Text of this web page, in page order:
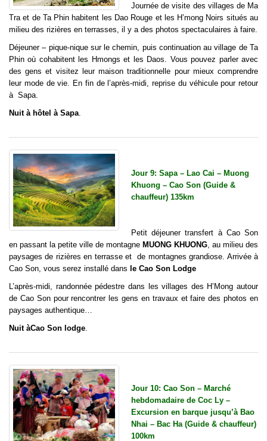
Journée de visite des villages de Ma
Tra et de Ta Phin habitent les Dao Rouge et les H’mong Noirs situés au
milieu des rizières en terrasses, il y a des photos spectaculaires à faire.
Déjeuner – pique-nique sur le chemin, puis continuation au village de Ta
Phin où cohabitent les Hmongs et les Daos. Vous pouvez parler avec
des gens et visitez leur maison traditionnelle pour mieux comprendre
leur mode de vie. En fin de l’après-midi, reprise du véhicule pour retour
à Sapa.
Nuit à hôtel à Sapa
Jour 9: Sapa – Lao Cai – Muong
Khuong – Cao Son (Guide &
chauffeur) 135km
Petit déjeuner transfert à Cao Son
en passant la petite ville de montagne MUONG KHUONG , au milieu des
paysages de rizières en terrasse et de montagnes grandiose. Arrivée à
Cao Son, vous serez installé dans le Cao Son Lodge
L’après-midi, randonnée pédestre dans les villages des H’Mong autour
de Cao Son pour rencontrer les gens en travaux et faire des photos en
paysages authentique…
Nuit àCao Son lodge
Jour 10: Cao Son – Marché
hebdomadaire de Coc Ly –
Excursion en barque jusqu’à Bao
Nhai – Bac Ha (Guide & chauffeur)
100km